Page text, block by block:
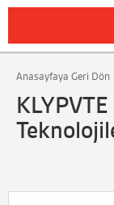
Anasayfaya Geri Dön